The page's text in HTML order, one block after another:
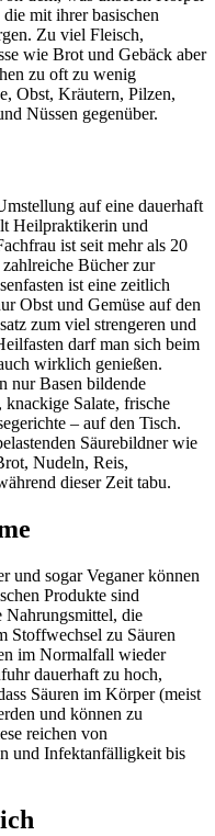
mit ihrer basischen
Zu viel Fleisch,
wie Brot und Gebäck aber
zu oft zu wenig
Obst, Kräutern, Pilzen,
Nüssen gegenüber.
auf eine dauerhaft
Heilpraktikerin und
ist seit mehr als 20
zahlreiche Bücher zur
ist eine zeitlich
Obst und Gemüse auf den
zum viel strengeren und
darf man sich beim
wirklich genießen.
nur Basen bildende
Salate, frische
– auf den Tisch.
Säurebildner wie
Nudeln, Reis,
dieser Zeit tabu.
und sogar Veganer können
Produkte sind
Nahrungsmittel, die
Stoffwechsel zu Säuren
im Normalfall wieder
dauerhaft zu hoch,
Säuren im Körper (meist
und können zu
reichen von
und Infektanfälligkeit bis